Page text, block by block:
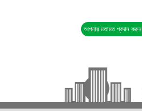
আপনার মতামত প্রদান করুন